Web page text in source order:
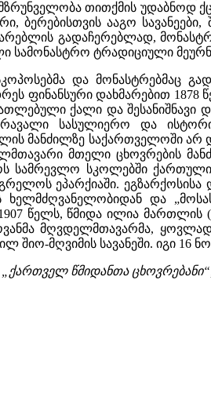
თითქმის უდაბნოდ
ბერებისთვის ააგო სავანეები,
გადაჩერებლად,
სამონასტრო ტრადიციული
და მონასტრებმაც
ფინანსური დახმარებით
ქალი და შესანიშნავი
სასულიერო და
მანძილზე საქართველოში არ
მთელი ცხოვრების
სამრევლო სკოლებში
ეპარქიაში.
ხელმძღვანელობიდან და
წელს, წმიდა ილია მართლის
მღვდელმთავარმა,
შიო-მღვიმის სავანეში. იგი 16
„ქართველ წმიდანთა